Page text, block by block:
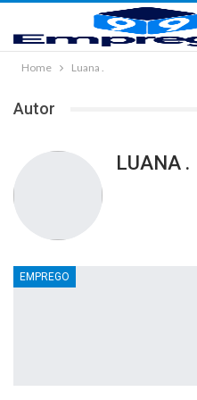
Home Luana .
Autor
LUANA .
EMPREGO